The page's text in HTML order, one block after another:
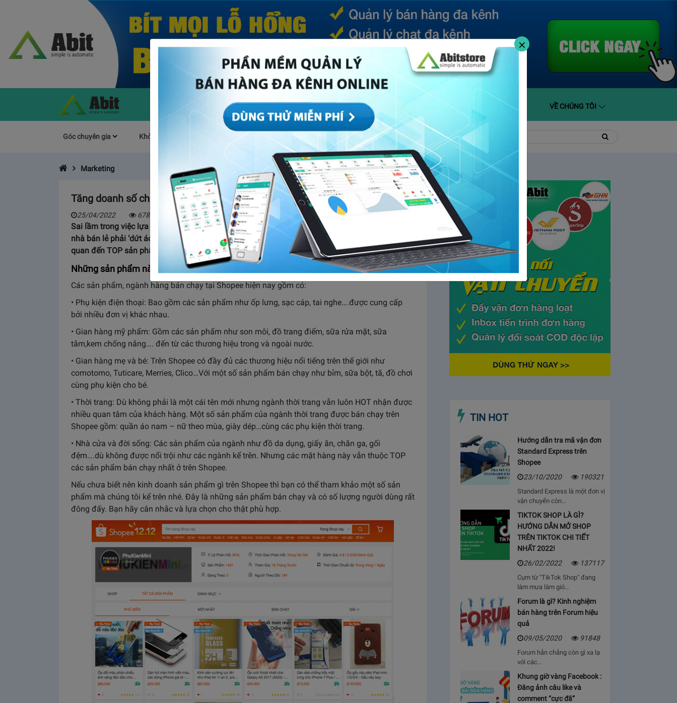
(CURRENT) BÁO GIÁ HỖ TRỢ VỀ CHÚNG TÔI
Góc chuyên gia Khởi Nghiệp Mục khác Quản trị Về Abit
kiếm:
kiếm
Marketing
Tăng doanh số chóng mặt nhờ TOP sản phẩm bán chạy trên Shopee
25/04/2022 6789
Sai lầm trong việc lựa chọn sản phẩm kinh doanh là một trong những lý do khiến shop và các
nhà bán lẻ phải ‘dứt áo ra đi” khỏi sàn Shopee. Bài viết dưới đây sẽ giải đáp các thông tin liên
quan đến TOP sản phẩm bán chạy trên Shopee mà chúng tôi đã sưu tầm được.
Những sản phẩm nào đang bán chạy nhất trên Shopee hiện nay?
Các sản phẩm, ngành hàng bán chạy tại Shopee hiện nay gồm có:
• Phụ kiện điện thoại: Bao gồm các sản phẩm như ốp lưng, sạc cáp, tai nghe….được cung cấp
bởi nhiều đơn vị khác nhau.
• Gian hàng mỹ phẩm: Gồm các sản phẩm như son môi, đồ trang điểm, sữa rửa mặt, sữa
tắm,kem chống nắng…. đến từ các thương hiệu trong và ngoài nước.
• Gian hàng mẹ và bé: Trên Shopee có đầy đủ các thương hiệu nổi tiếng trên thế giới như
comotomo, Tuticare, Merries, Clico…Với một số sản phẩm bán chạy như bỉm, sữa bột, tã, đồ chơi
cùng phụ kiện cho bé.
• Thời trang: Dù không phải là một cái tên mới nhưng ngành thời trang vẫn luôn HOT nhận được
nhiều quan tâm của khách hàng. Một số sản phẩm của ngành thời trang được bán chạy trên
Shopee gồm: quần áo nam – nữ theo mùa, giày dép…cùng các phụ kiện thời trang.
• Nhà cửa và đời sống: Các sản phẩm của ngành như đồ da dụng, giấy ăn, chăn ga, gối
đệm….dù không được nổi trội như các ngành kể trên. Nhưng các mặt hàng này vẫn thuộc TOP
các sản phẩm bán chạy nhất ở trên Shopee.
Nếu chưa biết nên kinh doanh sản phẩm gì trên Shopee thì bạn có thể tham khảo một số sản
phẩm mà chúng tôi kể trên nhé. Đây là những sản phẩm bán chạy và có số lượng người dùng rất
đông đấy. Bạn hãy cân nhắc và lựa chọn cho thật phù hợp.
TIN HOT
Hướng dẫn tra mã vận đơn
Standard Express trên
Shopee
23/10/2020
190321
Standard Express là một đơn vị
vận chuyển còn…
TIKTOK SHOP LÀ GÌ?
HƯỚNG DẪN MỞ SHOP
TRÊN TIKTOK CHI TIẾT
NHẤT 2022!
26/02/2022
137117
Cụm từ "TikTok Shop" đang
làm mưa làm gió…
Forum là gì? Kinh nghiệm
bán hàng trên Forum hiệu
quả
09/05/2020
91848
Forum hẳn chẳng còn gì xa lạ
với các…
Khung giờ vàng Facebook :
Đăng ảnh câu like và
comment “cực đã”
×